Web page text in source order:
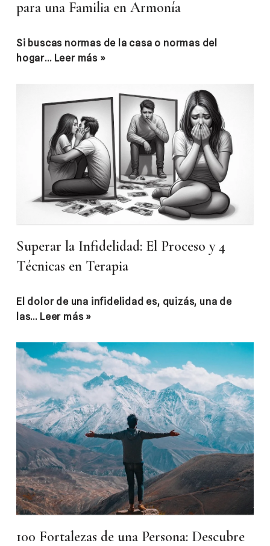
para una Familia en Armonía
Si buscas normas de la casa o normas del
hogar… Leer más »
Superar la Infidelidad: El Proceso y 4
Técnicas en Terapia
El dolor de una infidelidad es, quizás, una de
las… Leer más »
100 Fortalezas de una Persona: Descubre